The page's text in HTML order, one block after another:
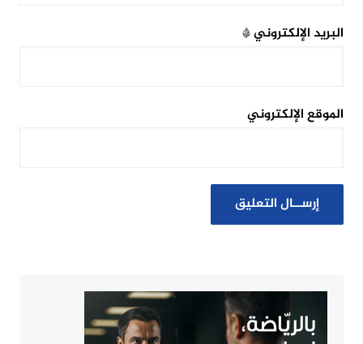
البريد الإلكتروني*
الموقع الإلكتروني